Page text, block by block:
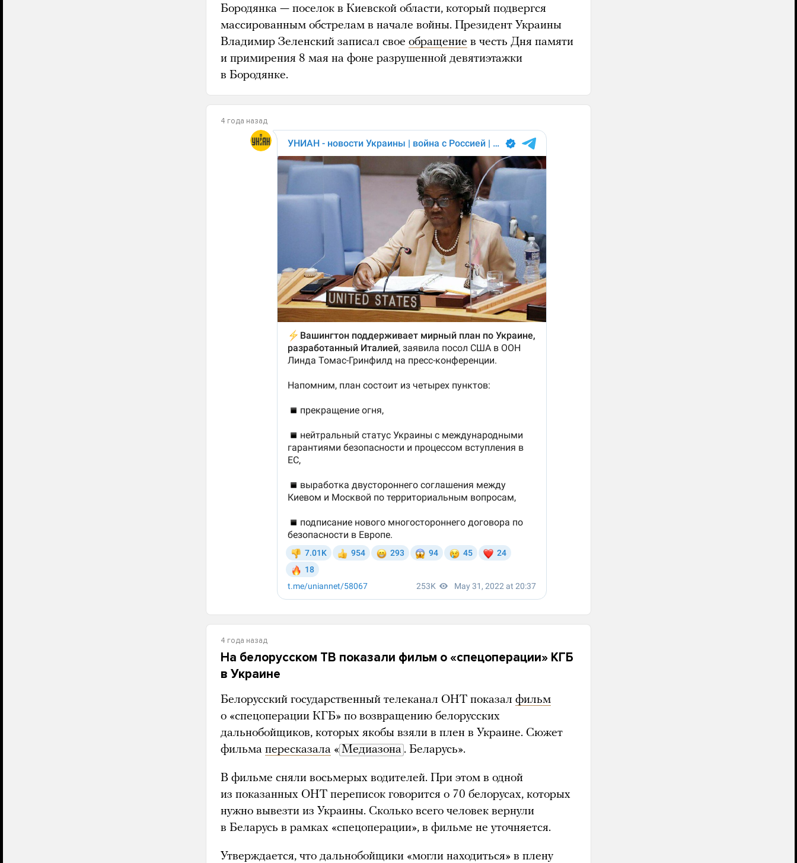
Бородянка — поселок в Киевской области, который подвергся
массированным обстрелам в начале войны. Президент Украины
Владимир Зеленский записал свое обращение в честь Дня памяти
и примирения 8 мая на фоне разрушенной девятиэтажки
в Бородянке.
4 года назад
4 года назад
На белорусском ТВ показали фильм о «спецоперации» КГБ
в Украине
Белорусский государственный телеканал ОНТ показал фильм
о «спецоперации КГБ» по возвращению белорусских
дальнобойщиков, которых якобы взяли в плен в Украине. Сюжет
фильма пересказала « Медиазона . Беларусь».
В фильме сняли восьмерых водителей. При этом в одной
из показанных ОНТ переписок говорится о 70 белорусах, которых
нужно вывезти из Украины. Сколько всего человек вернули
в Беларусь в рамках «спецоперации», в фильме не уточняется.
Утверждается, что дальнобойщики «могли находиться» в плену